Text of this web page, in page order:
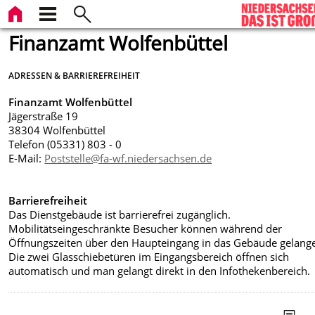
Finanzamt Wolfenbüttel
ADRESSEN & BARRIEREFREIHEIT
Finanzamt Wolfenbüttel
Jägerstraße 19
38304 Wolfenbüttel
Telefon (05331) 803 - 0
E-Mail: Poststelle@fa-wf.niedersachsen.de
Barrierefreiheit
Das Dienstgebäude ist barrierefrei zugänglich.
Mobilitätseingeschränkte Besucher können während der
Öffnungszeiten über den Haupteingang in das Gebäude
Die zwei Glasschiebetüren im Eingangsbereich öffnen sich
automatisch und man gelangt direkt in den Infothekenbereich.